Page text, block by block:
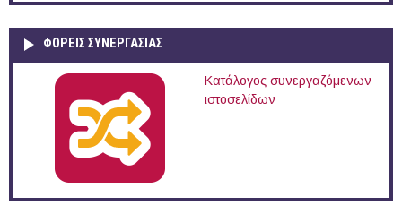
ΦΟΡΕΙΣ ΣΥΝΕΡΓΑΣΙΑΣ
Κατάλογος συνεργαζόμενων
ιστοσελίδων